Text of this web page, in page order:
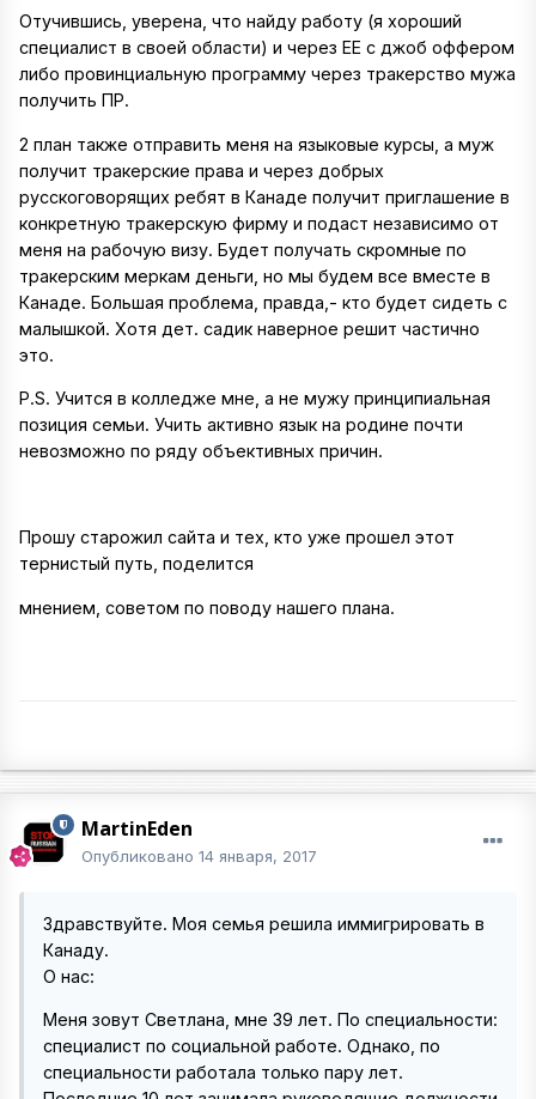
Отучившись, уверена, что найду работу (я хороший
специалист в своей области) и через ЕЕ с джоб оффером
либо провинциальную программу через тракерство мужа
получить ПР.
2 план также отправить меня на языковые курсы, а муж
получит тракерские права и через добрых
русскоговорящих ребят в Канаде получит приглашение в
конкретную тракерскую фирму и подаст независимо от
меня на рабочую визу. Будет получать скромные по
тракерским меркам деньги, но мы будем все вместе в
Канаде. Большая проблема, правда,- кто будет сидеть с
малышкой. Хотя дет. садик наверное решит частично
это.
P.S. Учится в колледже мне, а не мужу принципиальная
позиция семьи. Учить активно язык на родине почти
невозможно по ряду объективных причин.
Прошу старожил сайта и тех, кто уже прошел этот
тернистый путь, поделится
мнением, советом по поводу нашего плана.
MartinEden
Опубликовано 14 января, 2017
Здравствуйте. Моя семья решила иммигрировать в
Канаду.
О нас:
Меня зовут Светлана, мне 39 лет. По специальности:
специалист по социальной работе. Однако, по
специальности работала только пару лет.